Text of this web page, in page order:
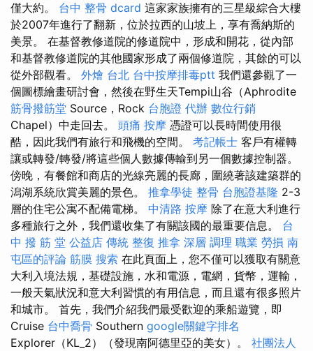
僅大約。 台中 整骨 dcard 這家家族擁有的三星級綜合大樓
於2007年進行了翻新，位於拉西的山坡上，享有喬納斯的
美景。 在基督教修道院的修道院中，形成和開花，從內部
和基督教修道院的其他國家形成了兩個修道院，其餘的可以
從外部觀看。 外燴 台北 台中按摩排毒ptt 我們還參觀了一
個圖標繪畫研討會，然後在野生天Tempi山谷（Aphrodite
筋骨撥筋堂 Source，Rock 台胞證 代辦 數位行銷
Chapel）中走回去。 頭痛 按摩 憑證可以長時間使用很
酷，因此我們有旅行和飛機的空間。 考記帳士 客戶有權轉
讓或轉發/轉發/將這些個人數據傳輸到另一個數據控制器。
傍晚，有餐館和商店的光線亮麗的長廊，圍繞著該建築群的
潟湖系統欣賞美麗的景色。 推拿學徒 整骨 台胞證基隆 2-3
層的住宅公寓不配備電梯。 中清路 按摩 除了在意大利進行
多種旅行之外，我們還收集了有關該國的最重要信息。 台
中 撥 筋 堂 公益店 傳統 整復 推拿 深層 調理 職業 勞損 南
屯區的評論 筋膜 搜索 在此頁面上，您不僅可以獲取有關意
大利入境法規，基礎設施，水和電源，電網，貨幣，運輸，
一般天氣狀況和意大利習慣的有用信息，而且還有很多照片
和城市。 首先，我們介紹我們最受歡迎的乘船遊覽，即
Cruise 台中喬骨 Southern google關鍵字排名
Explorer（KL_2）（發現南阿德里亞的美女）。 社團法人